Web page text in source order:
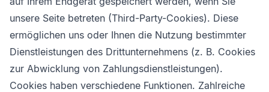
unsere Seite betreten (Third-Party-Cookies). Diese
ermöglichen uns oder Ihnen die Nutzung bestimmter
Dienstleistungen des Drittunternehmens (z. B. Cookies
zur Abwicklung von Zahlungsdienstleistungen).
Cookies haben verschiedene Funktionen. Zahlreiche